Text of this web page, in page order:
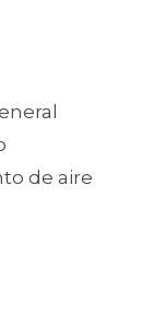
de aire